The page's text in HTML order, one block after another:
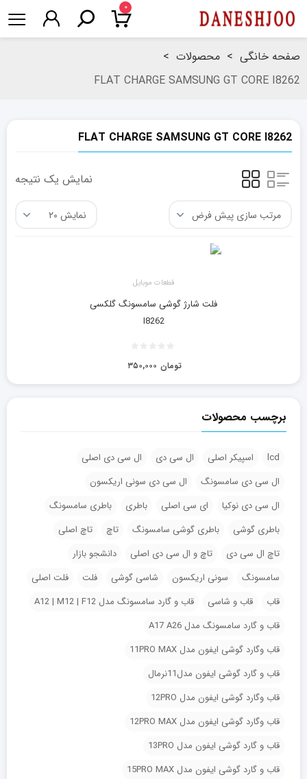
۰
صفحه خانگی > محصولات >
FLAT CHARGE SAMSUNG GT CORE I8262
FLAT CHARGE SAMSUNG GT CORE I8262
نمایش یک نتیجه
قطعات موبایل
فلت شارژ گوشی سامسونگ گلکسی
I8262
۳۵۰,۰۰۰ تومان
برچسب محصولات
lcd اسپیکر اصلی ال سی دی
ال سی دی اصلی
ال سی دی سامسونگ
ال سی دی سونی اریکسون
ال سی دی نوکیا
ای سی اصلی باطری
باطری سامسونگ
باطری گوشی
باطری گوشی سامسونگ تاچ
تاچ اصلی
تاچ ال سی دی
تاچ و ال سی دی اصلی
دانشجو بازار
سامسونگ
سونی اریکسون شاسی گوشی فلت
فلت اصلی
قاب
قاب و شاسی
قاب و گارد سامسونگ مدل A12 | M12 | F12
قاب و گارد سامسونگ مدل A17 A26
قاب وگارد گوشی ایفون مدل 11PRO MAX
قاب و گارد گوشی ایفون مدل11نرمال
قاب وگارد گوشی ایفون مدل 12PRO
قاب وگارد گوشی ایفون مدل 12PRO MAX
قاب و گارد گوشی ایفون مدل 13PRO
قاب و گارد گوشی ایفون مدل 15PRO MAX